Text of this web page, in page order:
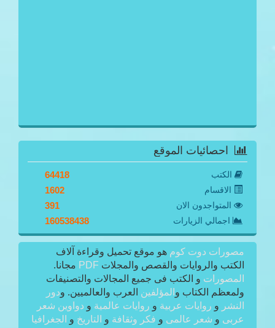
احصائيات الموقع
الكتب 64418
الاقسام 1602
المتواجدون الان 391
اجمالي الزيارات 160538438
مصورات دوت كوم هو موقع تحميل وقراءة آلاف
الكتب والروايات والقصص والمجلات PDF مجانا.
المصورات و الكتب فى جميع المجالات والتصنيفات
ولمعظم الكتاب و المؤلفين العرب والعالميين. ودور
النشر و روايات عربية و روايات عالمية و دواوين شعر
عربى و شعر عالمى و فكر وثقافة و التاريخ و الجغرافيا